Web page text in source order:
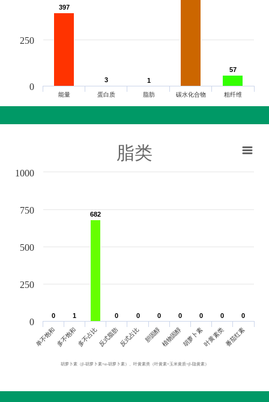
397
397
3
3 1
1
57
57
能量 蛋白质 脂肪 碳水化合物 粗纤维
0
250
脂类
胡萝卜素（β-胡萝卜素+α-胡萝卜素）、叶黄素类（叶黄素+玉米黄质+β-隐黄素）
0
0 1
1
682
682
0
0 0
0 0
0 0
0 0
0 0
0 0
0
单不饱和多不饱和多不占比反式脂肪反式占比 胆固醇植物固醇胡萝卜素叶黄素类番茄红素
0
250
500
750
1000